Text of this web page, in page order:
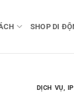
SHOP DI
DỊCH VỤ,